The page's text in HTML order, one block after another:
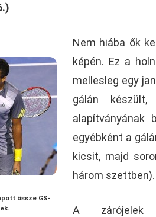
össze GS-
Nem hiába ők
képén. Ez a
mellesleg egy
gálán
alapítványának
egyébként a
kicsit, majd
három szettben).
A zárójelek